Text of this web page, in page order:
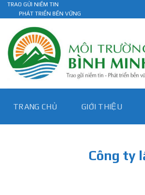
Skip
to
content
TRAO GỬI NIỀM TIN
PHÁT TRIỂN BỀN VỮNG
TRANG CHỦ GIỚI THIỆU
Công ty